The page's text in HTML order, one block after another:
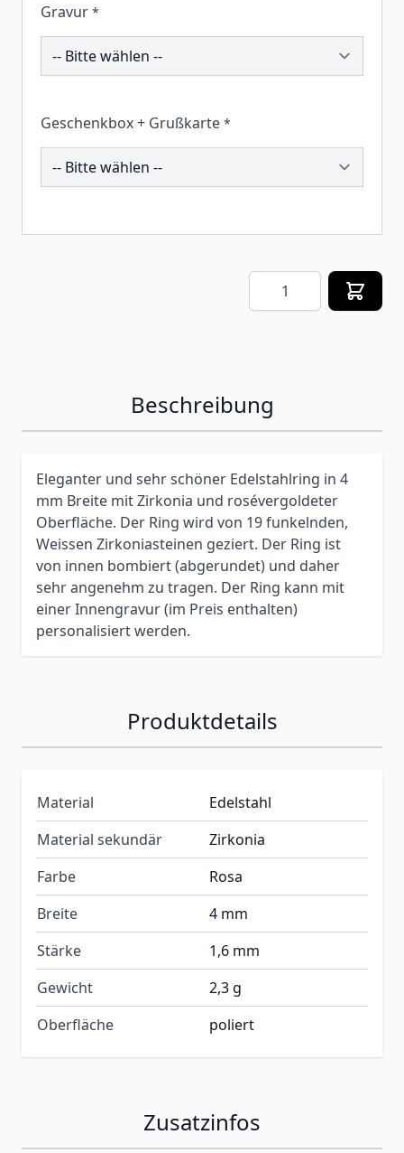
Gravur *
194099
Geschenkbox + Grußkarte *
258808
Menge
Beschreibung
Eleganter und sehr schöner Edelstahlring in 4
mm Breite mit Zirkonia und rosévergoldeter
Oberfläche. Der Ring wird von 19 funkelnden,
Weissen Zirkoniasteinen geziert. Der Ring ist
von innen bombiert (abgerundet) und daher
sehr angenehm zu tragen. Der Ring kann mit
einer Innengravur (im Preis enthalten)
personalisiert werden.
Produktdetails
Material
Edelstahl
Material sekundär
Zirkonia
Farbe
Rosa
Breite
4 mm
Stärke
1,6 mm
Gewicht
2,3 g
Oberfläche
poliert
Zusatzinfos